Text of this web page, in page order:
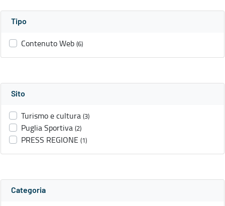
Tipo
Contenuto Web (6)
Sito
Turismo e cultura (3)
Puglia Sportiva (2)
PRESS REGIONE (1)
Categoria